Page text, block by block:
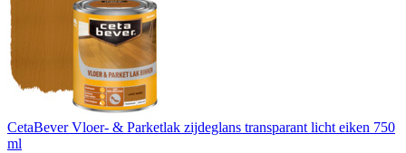
CetaBever Vloer- & Parketlak zijdeglans transparant licht eiken 750
ml